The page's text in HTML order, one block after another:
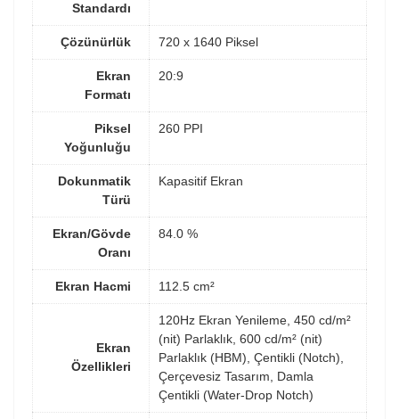
Standardı
Çözünürlük 720 x 1640 Piksel
Ekran
Formatı
20:9
Piksel
Yoğunluğu
260 PPI
Dokunmatik
Türü
Kapasitif Ekran
Ekran/Gövde
Oranı
84.0 %
Ekran Hacmi 112.5 cm²
Ekran
Özellikleri
120Hz Ekran Yenileme, 450 cd/m²
(nit) Parlaklık, 600 cd/m² (nit)
Parlaklık (HBM), Çentikli (Notch),
Çerçevesiz Tasarım, Damla
Çentikli (Water-Drop Notch)